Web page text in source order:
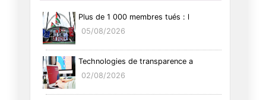
Plus de 1 000 membres tués : l
05/08/2026
Technologies de transparence a
02/08/2026